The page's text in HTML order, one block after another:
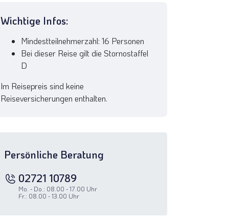
Wichtige Infos:
Mindestteilnehmerzahl: 16 Personen
Bei dieser Reise gilt die Stornostaffel
D
Im Reisepreis sind keine
Reiseversicherungen enthalten.
Persönliche Beratung
02721 10789
Mo. - Do.: 08.00 - 17.00 Uhr
Fr.: 08.00 - 13.00 Uhr